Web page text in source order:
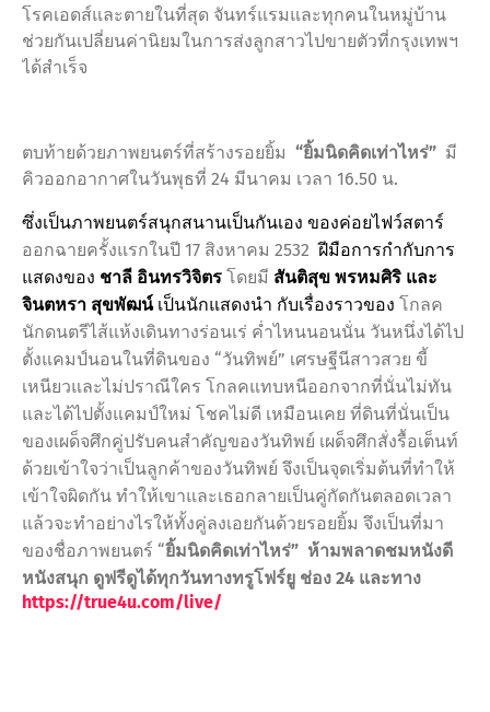
โรคเอดส์และตายในที่สุด จันทร์แรมและทุกคนในหมู่บ้าน
ช่วยกันเปลี่ยนค่านิยมในการส่งลูกสาวไปขายตัวที่กรุงเทพฯ
ได้สำเร็จ
ตบท้ายด้วยภาพยนตร์ที่สร้างรอยยิ้ม “ยิ้มนิดคิดเท่าไหร่” มี
คิวออกอากาศในวันพุธที่ 24 มีนาคม เวลา 16.50 น.
ซึ่งเป็นภาพยนตร์สนุกสนานเป็นกันเอง ของค่อยไฟว์สตาร์
ออกฉายครั้งแรกในปี 17 สิงหาคม 2532ฝีมือการกำกับการ
แสดงของ ชาลี อินทรวิจิตร โดยมี สันติสุข พรหมศิริ และ
จินตหรา สุขพัฒน์เป็นนักแสดงนำ กับเรื่องราวของ โกลค
นักดนตรีไส้แห้งเดินทางร่อนเร่ ค่ำไหนนอนนั่น วันหนึ่งได้ไป
ตั้งแคมป์นอนในที่ดินของ “วันทิพย์” เศรษฐีนีสาวสวย ขี้
เหนียวและไม่ปราณีใคร โกลคแทบหนีออกจากที่นั่นไม่ทัน
และได้ไปตั้งแคมป์ใหม่ โชคไม่ดี เหมือนเคย ที่ดินที่นั่นเป็น
ของเผด็จศึกคู่ปรับคนสำคัญของวันทิพย์ เผด็จศึกสั่งรื้อเต็นท์
ด้วยเข้าใจว่าเป็นลูกค้าของวันทิพย์ จึงเป็นจุดเริ่มต้นที่ทำให้
เข้าใจผิดกัน ทำให้เขาและเธอกลายเป็นคู่กัดกันตลอดเวลา
แล้วจะทำอย่างไรให้ทั้งคู่ลงเอยกันด้วยรอยยิ้ม จึงเป็นที่มา
ของชื่อภาพยนตร์ “ยิ้มนิดคิดเท่าไหร่” ห้ามพลาดชมหนังดี
หนังสนุก ดูฟรีดูได้ทุกวันทางทรูโฟร์ยู ช่อง 24 และทาง
https://true4u.com/live/